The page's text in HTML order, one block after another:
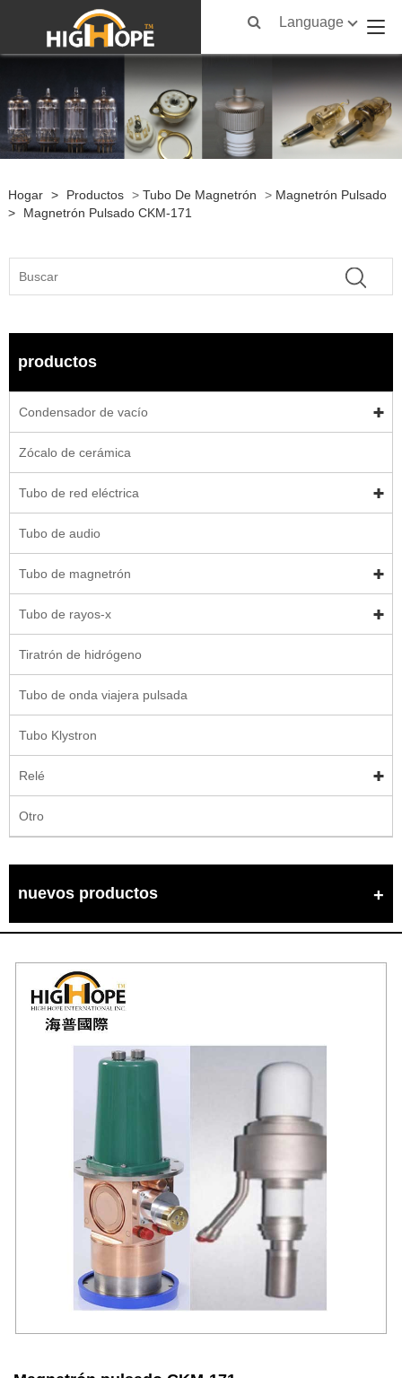
Language
Hogar > Productos > Tubo De Magnetrón > Magnetrón Pulsado
>
Magnetrón Pulsado CKM-171
productos
Condensador de vacío
Zócalo de cerámica
Tubo de red eléctrica
Tubo de audio
Tubo de magnetrón
Tubo de rayos-x
Tiratrón de hidrógeno
Tubo de onda viajera pulsada
Tubo Klystron
Relé
Otro
nuevos productos